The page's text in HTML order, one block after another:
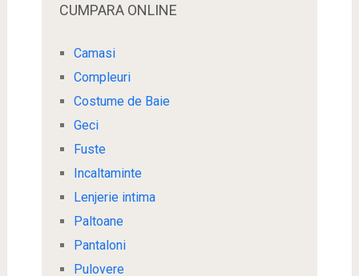
CUMPARA ONLINE
Camasi
Compleuri
Costume de Baie
Geci
Fuste
Incaltaminte
Lenjerie intima
Paltoane
Pantaloni
Pulovere